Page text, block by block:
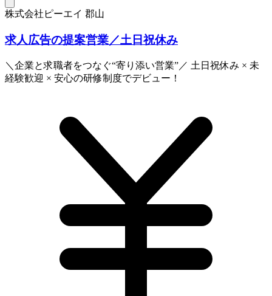
株式会社ピーエイ 郡山
求人広告の提案営業／土日祝休み
＼企業と求職者をつなぐ“寄り添い営業”／ 土日祝休み × 未
経験歓迎 × 安心の研修制度でデビュー！